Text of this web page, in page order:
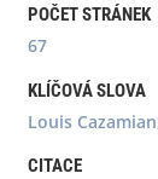
POČET STRÁNEK
67
KLÍČOVÁ SLOVA
Louis
CITACE